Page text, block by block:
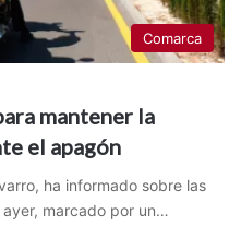
Comarca
mantener la
el apagón
ha informado sobre las
marcado por un…